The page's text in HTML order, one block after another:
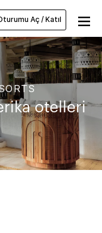
Aç / Katıl
otelleri